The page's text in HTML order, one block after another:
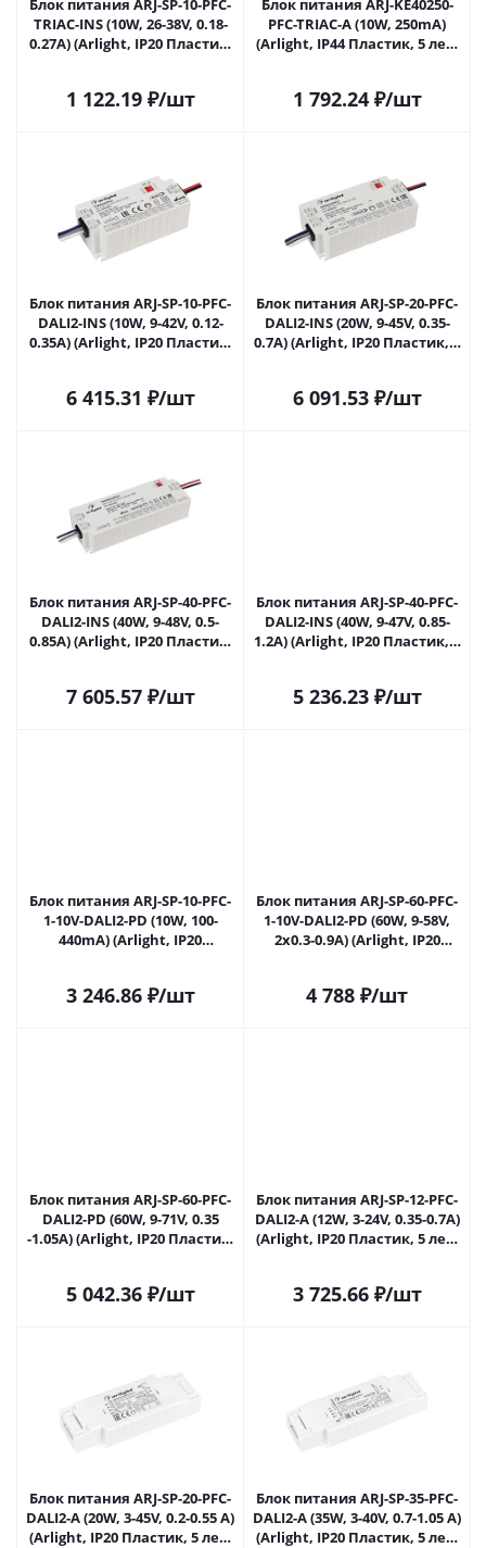
Блок питания ARJ-SP-10-PFC-
TRIAC-INS (10W, 26-38V, 0.18-
0.27A) (Arlight, IP20 Пластик,
1 122.19₽/шт
Блок питания ARJ-KE40250-
PFC-TRIAC-A (10W, 250mA)
(Arlight, IP44 Пластик, 5 лет)
1 792.24₽/шт
Блок питания ARJ-SP-10-PFC-
DALI2-INS (10W, 9-42V, 0.12-
0.35A) (Arlight, IP20 Пластик,
6 415.31 ₽/шт
Блок питания ARJ-SP-20-PFC-
DALI2-INS (20W, 9-45V, 0.35-
0.7A) (Arlight, IP20 Пластик, 5
6 091.53₽/шт
Блок питания ARJ-SP-40-PFC-
DALI2-INS (40W, 9-48V, 0.5-
0.85A) (Arlight, IP20 Пластик,
7 605.57₽/шт
Блок питания ARJ-SP-40-PFC-
DALI2-INS (40W, 9-47V, 0.85-
1.2A) (Arlight, IP20 Пластик, 5
5 236.23₽/шт
Блок питания ARJ-SP-10-PFC-
1-10V-DALI2-PD (10W, 100-
440mA) (Arlight, IP20
3 246.86₽/шт
Блок питания ARJ-SP-60-PFC-
1-10V-DALI2-PD (60W, 9-58V,
2x0.3-0.9A) (Arlight, IP20
4 788 ₽/шт
Блок питания ARJ-SP-60-PFC-
DALI2-PD (60W, 9-71V, 0.35
-1.05A) (Arlight, IP20 Пластик,
5 042.36₽/шт
Блок питания ARJ-SP-12-PFC-
DALI2-A (12W, 3-24V, 0.35-0.7A)
(Arlight, IP20 Пластик, 5 лет)
3 725.66₽/шт
Блок питания ARJ-SP-20-PFC-
DALI2-A (20W, 3-45V, 0.2-0.55 A)
(Arlight, IP20 Пластик, 5 лет)
Блок питания ARJ-SP-35-PFC-
DALI2-A (35W, 3-40V, 0.7-1.05 A)
(Arlight, IP20 Пластик, 5 лет)